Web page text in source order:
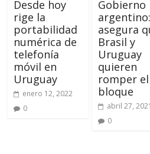
Desde hoy
rige la
portabilidad
numérica de
telefonía
móvil en
Uruguay
enero 12, 2022
0
Gobierno
argentino:
asegura
Brasil y
Uruguay
quieren
romper el
bloque
abril 27, 2021
0